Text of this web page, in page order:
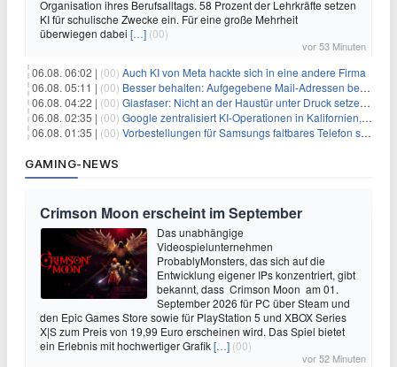
Organisation ihres Berufsalltags. 58 Prozent der Lehrkräfte setzen
KI für schulische Zwecke ein. Für eine große Mehrheit
überwiegen dabei […] (00)
vor 53 Minuten
06.08. 06:02 | (00) Auch KI von Meta hackte sich in eine andere Firma
06.08. 05:11 | (00) Besser behalten: Aufgegebene Mail-Adressen bergen Gefahren
06.08. 04:22 | (00) Glasfaser: Nicht an der Haustür unter Druck setzen lassen
06.08. 02:35 | (00) Google zentralisiert KI-Operationen in Kalifornien, um Rivale Anthropic und OpenAI zu überholen
06.08. 01:35 | (00) Vorbestellungen für Samsungs faltbares Telefon steigen um 30 % in einem wettbewerbsintensiven Markt
GAMING-NEWS
Crimson Moon erscheint im September
Das unabhängige
Videospielunternehmen
ProbablyMonsters, das sich auf die
Entwicklung eigener IPs konzentriert, gibt
bekannt, dass Crimson Moon am 01.
September 2026 für PC über Steam und
den Epic Games Store sowie für PlayStation 5 und XBOX Series
X|S zum Preis von 19,99 Euro erscheinen wird. Das Spiel bietet
ein Erlebnis mit hochwertiger Grafik[…] (00)
vor 52 Minuten